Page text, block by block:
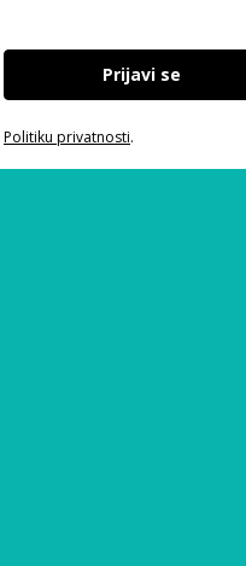
Prijavi se
Politiku privatnosti.